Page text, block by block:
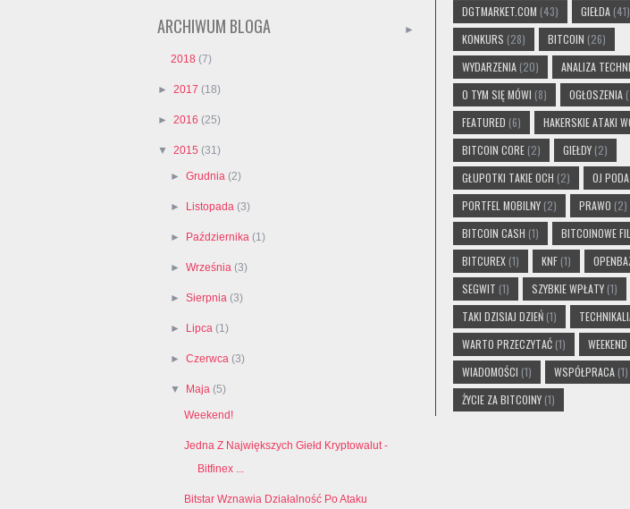
ARCHIWUM BLOGA ►
2018 (7)
► 2017 (18)
► 2016 (25)
▼ 2015 (31)
►Grudnia (2)
► Listopada (3)
► Października (1)
►Września (3)
►Sierpnia (3)
► Lipca (1)
►Czerwca (3)
▼ Maja (5)
Weekend!
Jedna Z Największych Giełd Kryptowalut -
Bitfinex ...
Bitstar Wznawia Działalność Po Ataku
DGTMARKET.COM (43) GIEŁDA (41)
KONKURS (28) BITCOIN (26)
WYDARZENIA (20) ANALIZA
O TYM SIĘ MÓWI (8) OGŁOSZENIA
FEATURED (6) HAKERSKIE ATAKI
BITCOIN CORE (2) GIEŁDY (2)
GŁUPOTKI TAKIE OCH (2) OJ
PORTFEL MOBILNY (2) PRAWO (2)
BITCOIN CASH (1) BITCOINOWE
BITCUREX (1) KNF (1)
SEGWIT (1) SZYBKIE WPŁATY (1)
TAKI DZISIAJ DZIEŃ (1)
WARTO PRZECZYTAĆ (1) WEEKEND
WIADOMOŚCI (1) WSPÓŁPRACA (1)
ŻYCIE ZA BITCOINY (1)